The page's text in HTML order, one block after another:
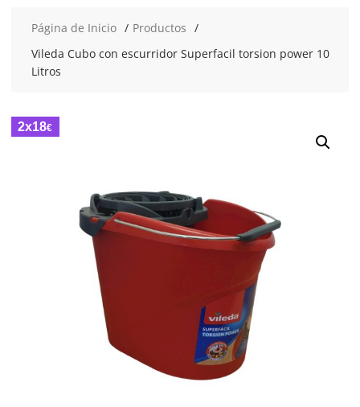
Página de Inicio
Productos
Vileda Cubo con escurridor Superfacil torsion power 10
Litros
2x18€